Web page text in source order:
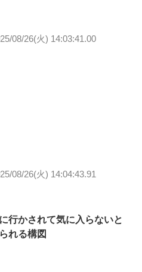
08/26(火) 14:03:41.00
08/26(火) 14:04:43.91
行かされて気に入らないと
れる構図